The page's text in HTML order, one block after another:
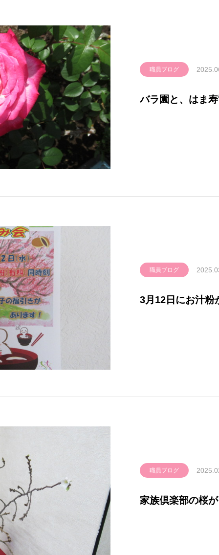
職員ブログ
バラ園と、はま
職員ブログ
3月12日にお汁粉
職員ブログ
家族倶楽部の桜が